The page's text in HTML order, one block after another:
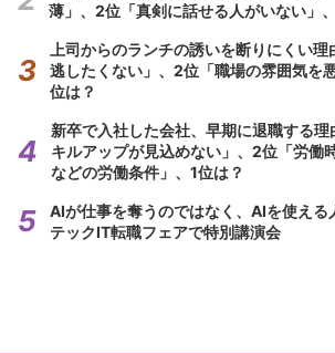
薄」、2位「真剣に話せる人がいない」
上司からのランチの誘いを断りにくい
逃したくない」、2位「職場の雰囲気を
位は？
新卒で入社した会社、早期に退職する
キルアップが見込めない」、2位「労働
などの労働条件」、1位は？
AIが仕事を奪うのではなく、AIを使え
テックIT転職フェアで特別講演会